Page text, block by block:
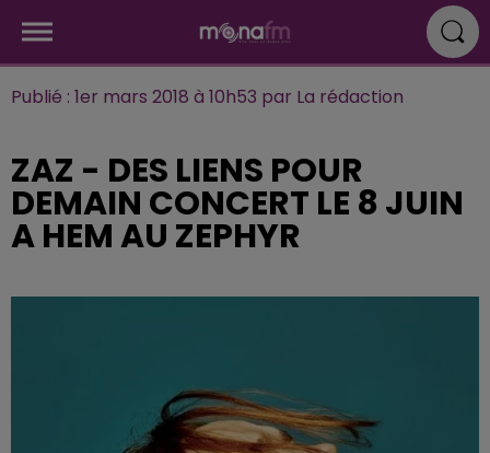
Publié : 1er mars 2018 à 10h53 par La rédaction
ZAZ - DES LIENS POUR
DEMAIN CONCERT LE 8 JUIN
A HEM AU ZEPHYR